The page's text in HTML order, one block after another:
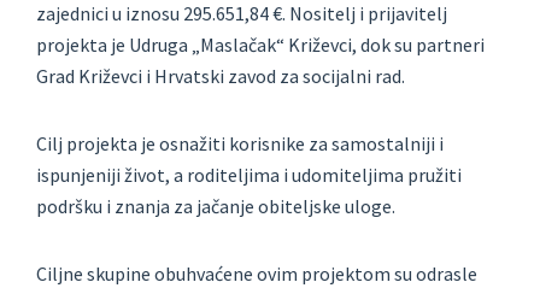
zajednici u iznosu 295.651,84 €. Nositelj i prijavitelj
projekta je Udruga „Maslačak“ Križevci, dok su partneri
Grad Križevci i Hrvatski zavod za socijalni rad.
Cilj projekta je osnažiti korisnike za samostalniji i
ispunjeniji život, a roditeljima i udomiteljima pružiti
podršku i znanja za jačanje obiteljske uloge.
Ciljne skupine obuhvaćene ovim projektom su odrasle